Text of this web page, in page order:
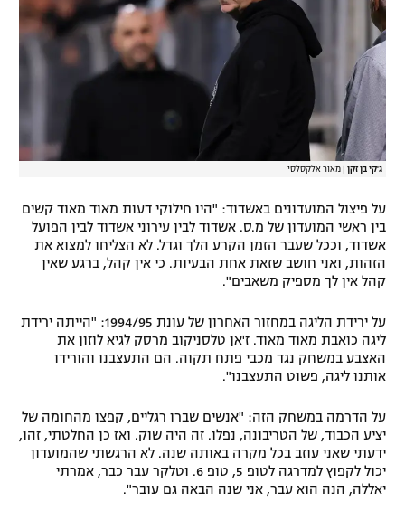
ג'קי בן זקן מאור אלקסלסי
על פיצול המועדונים באשדוד: "היו חילוקי דעות מאוד מאוד קשים
בין ראשי המועדון של מ.ס. אשדוד לבין עירוני אשדוד לבין הפועל
אשדוד, וככל שעבר הזמן הקרע הלך וגדל. לא הצליחו למצוא את
הזהות, ואני חושב שזאת אחת הבעיות. כי אין קהל, ברגע שאין
קהל אין לך מספיק משאבים".
על ירידת הליגה במחזור האחרון של עונת 1994/95: "הייתה ירידת
ליגה כואבת מאוד מאוד. ז'אן טלסניקוב מרסק לגיא לוזון את
האצבע במשחק נגד מכבי פתח תקוה. הם התעצבנו והורידו
אותנו ליגה, פשוט התעצבנו".
על הדרמה במשחק הזה: "אנשים שברו רגליים, קפצו מהחומה של
יציע הכבוד, של הטריבונה, נפלו. זה היה שוק. ואז כן החלטתי, זהו,
ידעתי שאני עוזב בכל מקרה באותה שנה. לא הרגשתי שהמועדון
יכול לקפוץ למדרגה לטופ 5, טופ 6. וטלקר עבר כבר, אמרתי
יאללה, הנה הוא עבר, אני שנה הבאה גם עובר".